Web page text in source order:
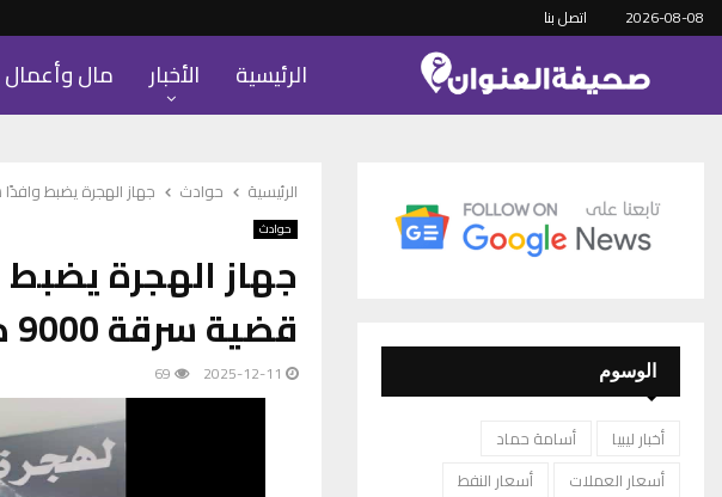
2026-08-08 اتصل بنا
الرئيسية الأخبار مال وأعمال
الرئيسية حوادث جهاز الهجرة يضبط وافدًا
حوادث
جهاز الهجرة
قضية سرقة 9000 دينار
2025-12-11
69 الوسوم
أخبار ليبيا
أسامة حماد
أسعار العملات
أسعار النفط